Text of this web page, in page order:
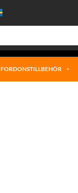
FORDONSTILLBEHÖR